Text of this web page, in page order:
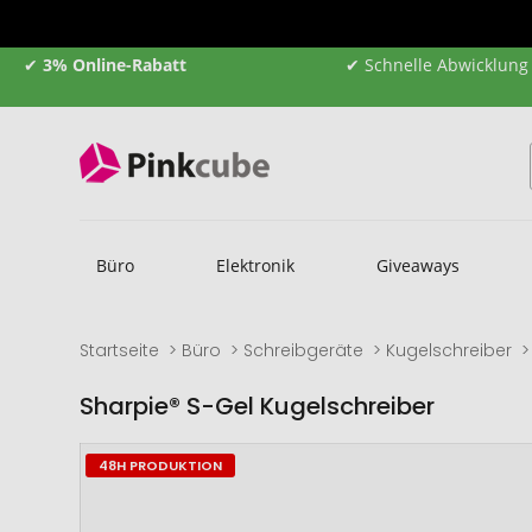
✔ 3% Online-Rabatt ✔ Schnelle Abwicklung
Büro Elektronik Giveaways
Startseite Büro Schreibgeräte Kugelschreiber
Sharpie® S-Gel Kugelschreiber
Zum
Ende
Zum
Anfang
48H PRODUKTION